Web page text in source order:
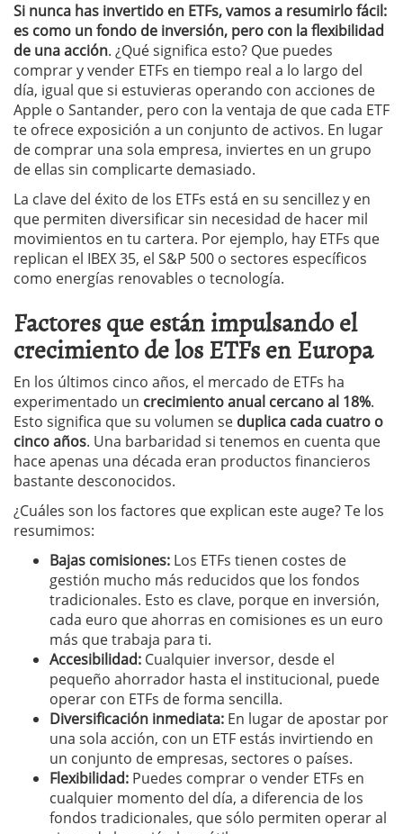
Si nunca has invertido en ETFs, vamos a resumirlo fácil:
es como un fondo de inversión, pero con la flexibilidad
de una acción. ¿Qué significa esto? Que puedes
comprar y vender ETFs en tiempo real a lo largo del
día, igual que si estuvieras operando con acciones de
Apple o Santander, pero con la ventaja de que cada ETF
te ofrece exposición a un conjunto de activos. En lugar
de comprar una sola empresa, inviertes en un grupo
de ellas sin complicarte demasiado.
La clave del éxito de los ETFs está en su sencillez y en
que permiten diversificar sin necesidad de hacer mil
movimientos en tu cartera. Por ejemplo, hay ETFs que
replican el IBEX 35, el S&P 500 o sectores específicos
como energías renovables o tecnología.
Factores que están impulsando el
crecimiento de los ETFs en Europa
En los últimos cinco años, el mercado de ETFs ha
experimentado un crecimiento anual cercano al 18%.
Esto significa que su volumen se duplica cada cuatro o
cinco años. Una barbaridad si tenemos en cuenta que
hace apenas una década eran productos financieros
bastante desconocidos.
¿Cuáles son los factores que explican este auge? Te los
resumimos:
Bajas comisiones: Los ETFs tienen costes de
gestión mucho más reducidos que los fondos
tradicionales. Esto es clave, porque en inversión,
cada euro que ahorras en comisiones es un euro
más que trabaja para ti.
Accesibilidad: Cualquier inversor, desde el
pequeño ahorrador hasta el institucional, puede
operar con ETFs de forma sencilla.
Diversificación inmediata: En lugar de apostar por
una sola acción, con un ETF estás invirtiendo en
un conjunto de empresas, sectores o países.
Flexibilidad: Puedes comprar o vender ETFs en
cualquier momento del día, a diferencia de los
fondos tradicionales, que sólo permiten operar al